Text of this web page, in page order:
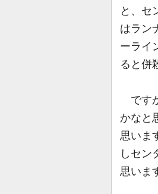
と、セ
はラン
ーライ
ると併
です
かなと
思いま
しセン
思いま